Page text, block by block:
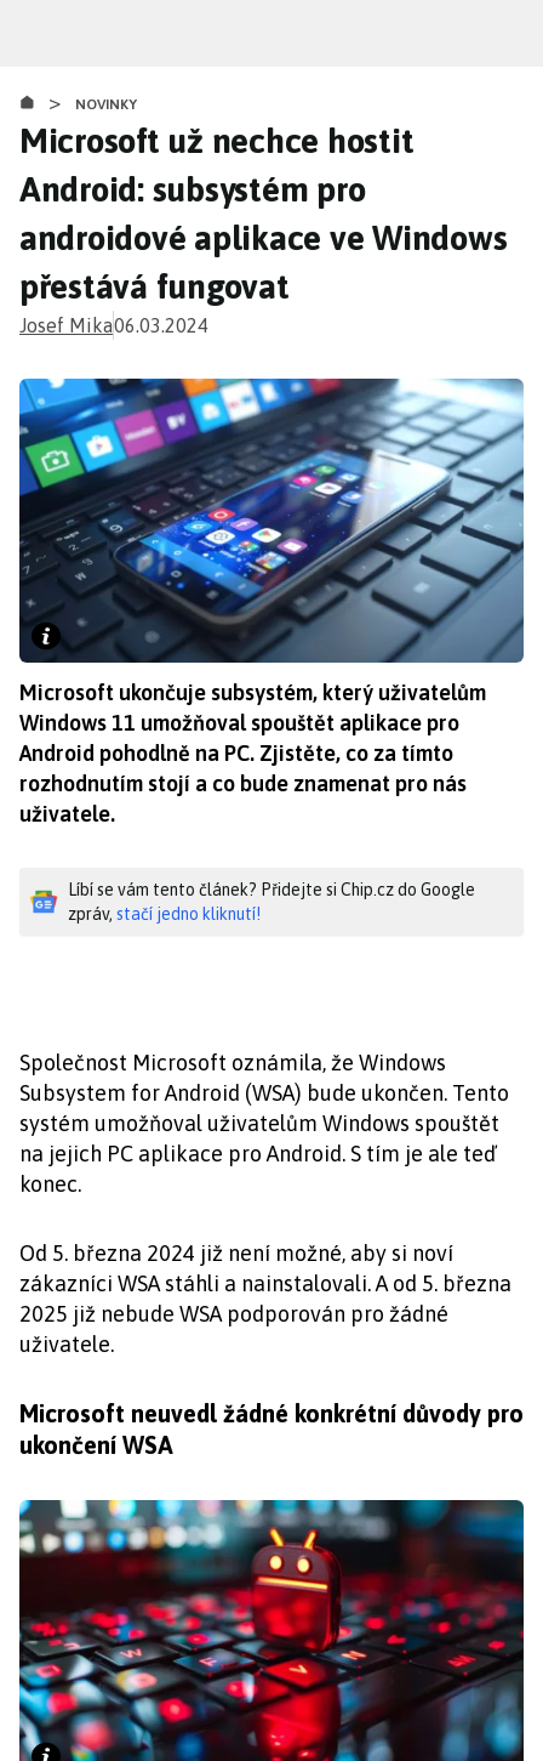
obsahu
> NOVINKY
Microsoft už nechce hostit
Android: subsystém pro
androidové aplikace ve Windows
přestává fungovat
Josef Mika06.03.2024
Microsoft ukončuje subsystém, který uživatelům
Windows 11 umožňoval spouštět aplikace pro
Android pohodlně na PC. Zjistěte, co za tímto
rozhodnutím stojí a co bude znamenat pro nás
uživatele.
Líbí se vám tento článek? Přidejte si Chip.cz do Google
zpráv, stačí jedno kliknutí!
Společnost Microsoft oznámila, že Windows
Subsystem for Android (WSA) bude ukončen. Tento
systém umožňoval uživatelům Windows spouštět
na jejich PC aplikace pro Android. S tím je ale teď
konec.
Od 5. března 2024 již není možné, aby si noví
zákazníci WSA stáhli a nainstalovali. A od 5. března
2025 již nebude WSA podporován pro žádné
uživatele.
Microsoft neuvedl žádné konkrétní důvody pro
ukončení WSA